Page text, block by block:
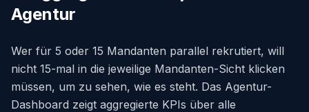
Agentur
Wer für 5 oder 15 Mandanten parallel rekrutiert, will
nicht 15-mal in die jeweilige Mandanten-Sicht klicken
müssen, um zu sehen, wie es steht. Das Agentur-
Dashboard zeigt aggregierte KPIs über alle